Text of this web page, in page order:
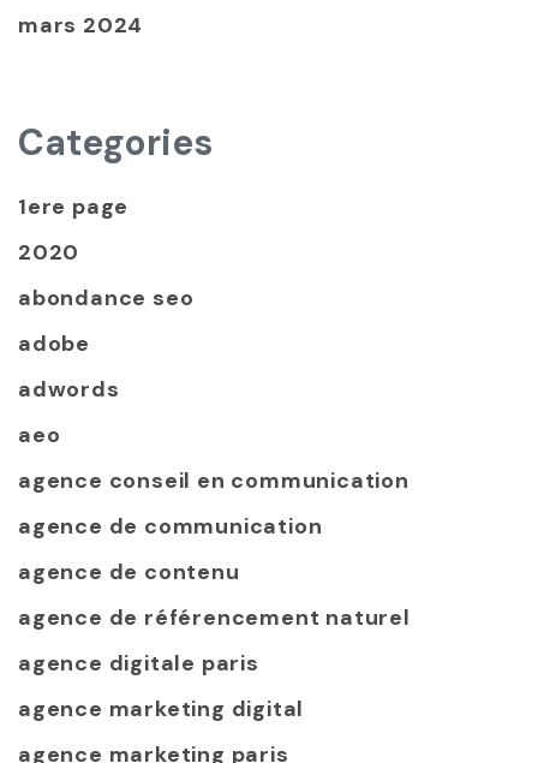
mars 2024
Categories
1ere page
2020
abondance seo
adobe
adwords
aeo
agence conseil en communication
agence de communication
agence de contenu
agence de référencement naturel
agence digitale paris
agence marketing digital
agence marketing paris